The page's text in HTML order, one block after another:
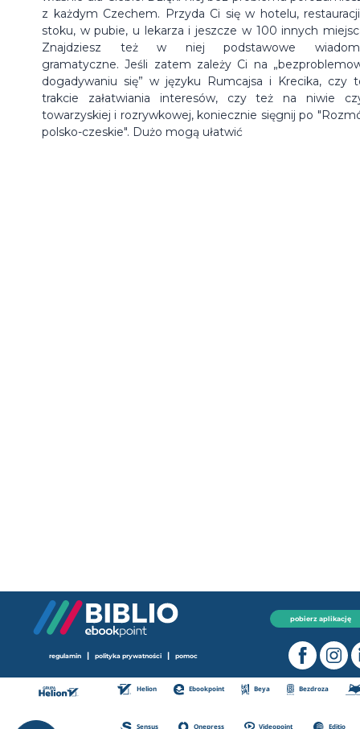
z każdym Czechem. Przyda Ci się w hotelu,
stoku, w pubie, u lekarza i jeszcze w 100 innych
Znajdziesz też w niej podstawowe
gramatyczne. Jeśli zatem zależy Ci na
dogadywaniu się” w języku Rumcajsa i Krecika, czy
trakcie załatwiania interesów, czy też na niwie
towarzyskiej i rozrywkowej, koniecznie sięgnij po
polsko-czeskie". Dużo mogą ułatwić
pobierz aplikację
regulamin | polityka prywatności | pomoc
Helion Ebookpoint Beya Bezdroza
Sensus Onepress Videopoint Editio